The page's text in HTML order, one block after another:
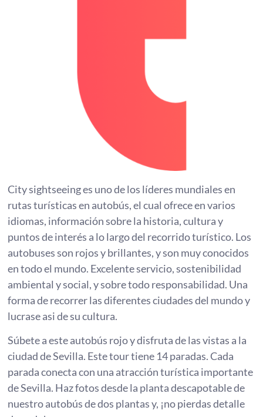
City sightseeing es uno de los líderes mundiales en
rutas turísticas en autobús, el cual ofrece en varios
idiomas, información sobre la historia, cultura y
puntos de interés a lo largo del recorrido turístico. Los
autobuses son rojos y brillantes, y son muy conocidos
en todo el mundo. Excelente servicio, sostenibilidad
ambiental y social, y sobre todo responsabilidad. Una
forma de recorrer las diferentes ciudades del mundo y
lucrase asi de su cultura.
Súbete a este autobús rojo y disfruta de las vistas a la
ciudad de Sevilla. Este tour tiene 14 paradas. Cada
parada conecta con una atracción turística importante
de Sevilla. Haz fotos desde la planta descapotable de
nuestro autobús de dos plantas y, ¡no pierdas detalle